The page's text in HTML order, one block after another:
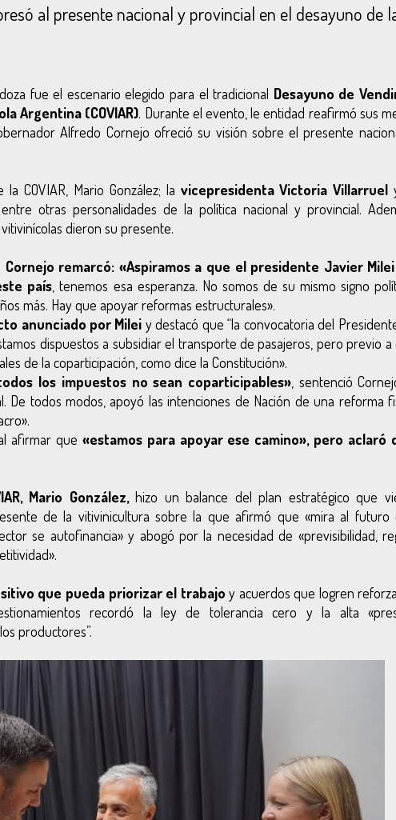
al presente nacional y provincial en el desayuno de
fue el escenario elegido para el tradicional Desayuno de
Argentina (COVIAR). Durante el evento, le entidad reafirmó sus
Alfredo Cornejo ofreció su visión sobre el presente
COVIAR, Mario González; la vicepresidenta Victoria Villarruel
otras personalidades de la política nacional y provincial.
dieron su presente.
remarcó: «Aspiramos a que el presidente Javier
país , tenemos esa esperanza. No somos de su mismo signo
más. Hay que apoyar reformas estructurales».
anunciado por Milei y destacó que “la convocatoria del
dispuestos a subsidiar el transporte de pasajeros, pero previo a
de la coparticipación, como dice la Constitución».
los impuestos no sean coparticipables», sentenció
De todos modos, apoyó las intenciones de Nación de una reforma
afirmar que «estamos para apoyar ese camino», pero aclaró
Mario González,hizo un balance del plan estratégico que
de la vitivinicultura sobre la que afirmó que «mira al futuro
se autofinancia» y abogó por la necesidad de «previsibilidad,
que pueda priorizar el trabajoy acuerdos que logren
recordó la ley de tolerancia cero y la alta
productores”.